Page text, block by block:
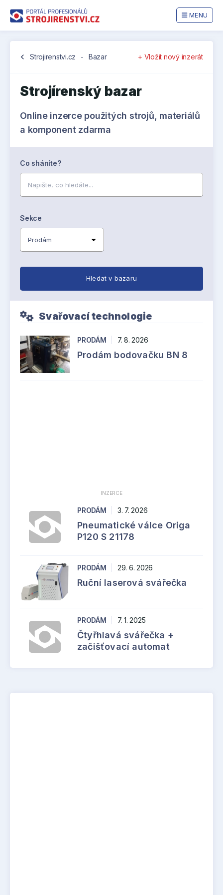
MENU
chevron_left Strojirenstvi.cz - Bazar + Vložit nový inzerát
Strojírenský bazar
Online inzerce použitých strojů, materiálů
a komponent zdarma
Co sháníte?
Sekce
Hledat v bazaru
Svařovací technologie
PRODÁM 7. 8. 2026
Prodám bodovačku BN 8
INZERCE
PRODÁM 3. 7. 2026
Pneumatické válce Origa
P120 S 21178
PRODÁM 29. 6. 2026
Ruční laserová svářečka
PRODÁM 7. 1. 2025
Čtyřhlavá svářečka +
začišťovací automat